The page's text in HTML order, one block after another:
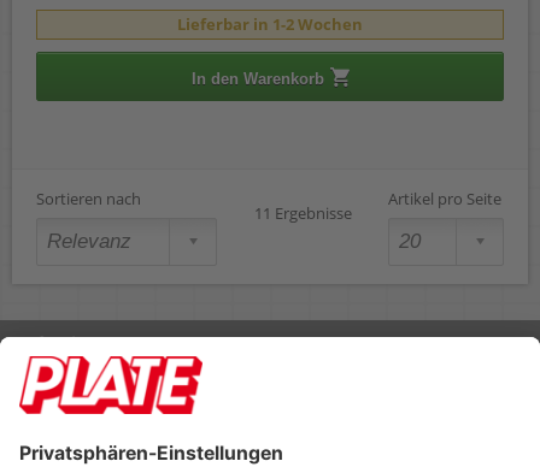
Lieferbar in 1-2 Wochen
In den Warenkorb
Sortieren nach
11 Ergebnisse
Artikel pro Seite
Rufen Sie uns an 04298 401-0
Lieferbedingungen Impressum
Footer anzeigen